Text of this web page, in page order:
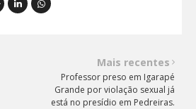
Mais recentes
Professor preso em Igarapé
Grande por violação sexual já
está no presídio em Pedreiras.